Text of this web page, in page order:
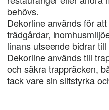
behövs.
Dekorline används för
trädgårdar,
linans utseende bidrar
Dekorline används till
och säkra trappräcken,
tack vare sin slitstyrka